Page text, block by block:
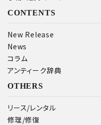
CONTENTS
New Release
News
コラム
アンティーク辞典
OTHERS
リース/レンタル
修理/修復